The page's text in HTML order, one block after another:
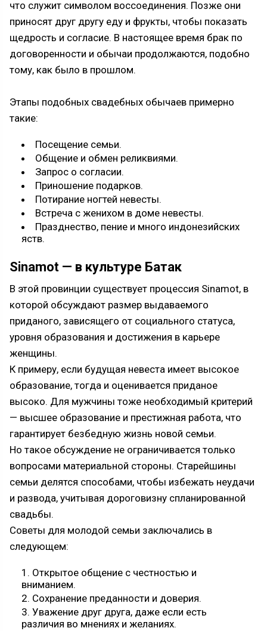
что служит символом воссоединения. Позже они
приносят друг другу еду и фрукты, чтобы показать
щедрость и согласие. В настоящее время брак по
договоренности и обычаи продолжаются, подобно
тому, как было в прошлом.
Этапы подобных свадебных обычаев примерно
такие:
Посещение семьи.
Общение и обмен реликвиями.
Запрос о согласии.
Приношение подарков.
Потирание ногтей невесты.
Встреча с женихом в доме невесты.
Празднество, пение и много индонезийских
яств.
Sinamot — в культуре Батак
В этой провинции существует процессия Sinamot, в
которой обсуждают размер выдаваемого
приданого, зависящего от социального статуса,
уровня образования и достижения в карьере
женщины.
К примеру, если будущая невеста имеет высокое
образование, тогда и оценивается приданое
высоко. Для мужчины тоже необходимый критерий
— высшее образование и престижная работа, что
гарантирует безбедную жизнь новой семьи.
Но такое обсуждение не ограничивается только
вопросами материальной стороны. Старейшины
семьи делятся способами, чтобы избежать неудачи
и развода, учитывая дороговизну спланированной
свадьбы.
Советы для молодой семьи заключались в
следующем:
Открытое общение с честностью и
вниманием.
Сохранение преданности и доверия.
Уважение друг друга, даже если есть
различия во мнениях и желаниях.